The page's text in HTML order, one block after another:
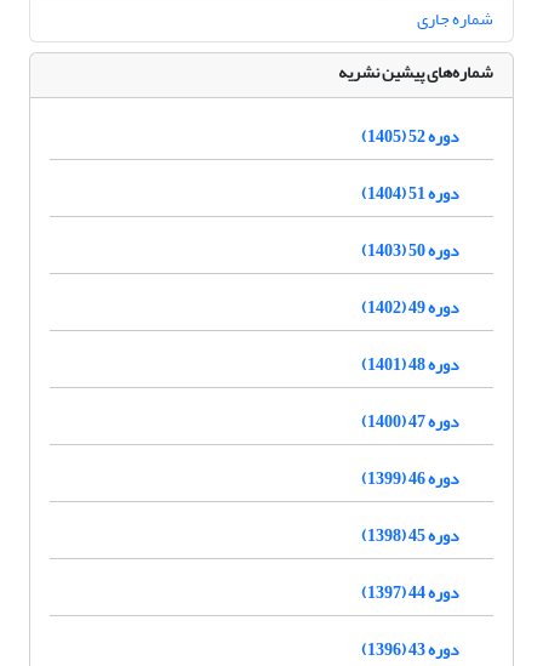
شماره جاری
شماره‌های پیشین نشریه
دوره 52 (1405)
دوره 51 (1404)
دوره 50 (1403)
دوره 49 (1402)
دوره 48 (1401)
دوره 47 (1400)
دوره 46 (1399)
دوره 45 (1398)
دوره 44 (1397)
دوره 43 (1396)